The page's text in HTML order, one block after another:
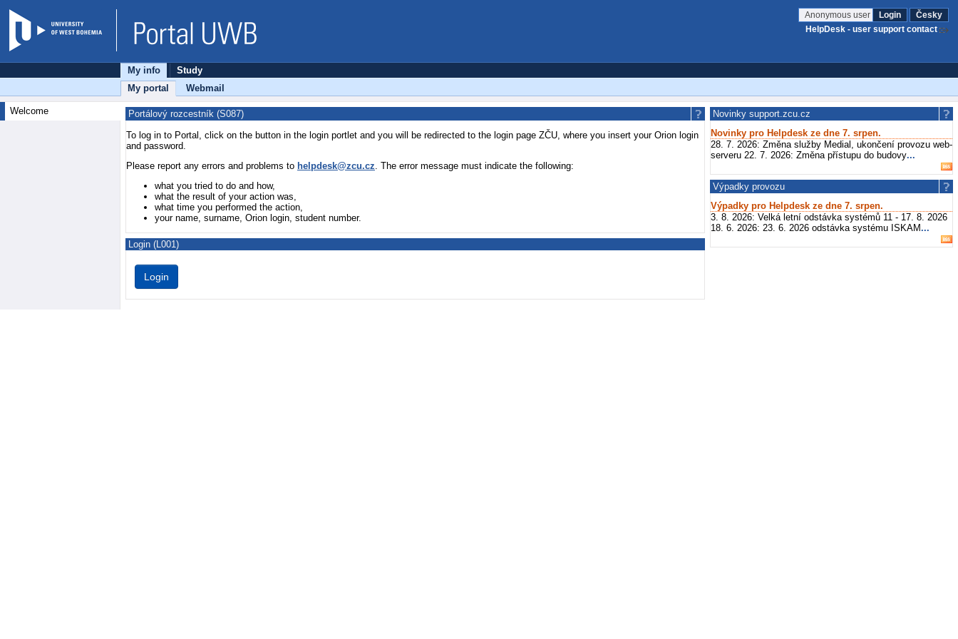
Anonymous user Login
Česky
HelpDesk - user support contact
My info
Study
My portal
Webmail
Welcome
Portálový rozcestník (S087)
To log in to Portal, click on the button in the login portlet and you will be redirected to the login page ZČU, where you insert your Orion login
and password.
Please report any errors and problems to helpdesk@zcu.cz. The error message must indicate the following:
what you tried to do and how,
what the result of your action was,
what time you performed the action,
your name, surname, Orion login, student number.
Login (L001)
Novinky support.zcu.cz
Novinky pro Helpdesk ze dne 7. srpen.
28. 7. 2026: Změna služby Medial, ukončení provozu web-
serveru 22. 7. 2026: Změna přístupu do budovy...
Výpadky provozu
Výpadky pro Helpdesk ze dne 7. srpen.
3. 8. 2026: Velká letní odstávka systémů 11 - 17. 8. 2026
18. 6. 2026: 23. 6. 2026 odstávka systému ISKAM...